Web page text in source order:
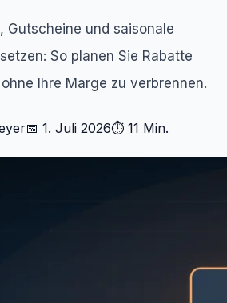
Gutscheine und saisonale
So planen Sie Rabatte
Ihre Marge zu verbrennen.
📅 1. Juli 2026⏱ 11 Min.